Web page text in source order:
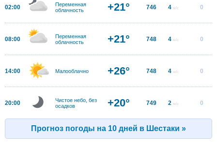
02:00
Переменная
облачность
+21° 746 4 м/с 0
08:00
Переменная
облачность
+21° 748 4 м/с 0
14:00 Малооблачно +26° 748 4 м/с 0
20:00
Чистое небо, без
осадков
+20° 749 2 м/с 0
Прогноз погоды на 10 дней в Шестаки »